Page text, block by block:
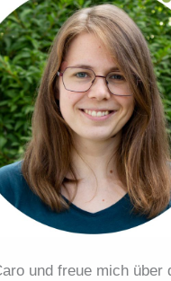
und freue mich über